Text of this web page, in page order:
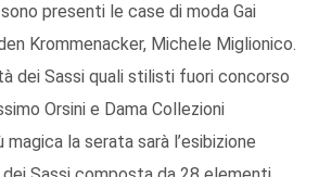
presenti le case di moda Gai
Krommenacker, Michele Miglionico.
dei Sassi quali stilisti fuori concorso
Orsini e Dama Collezioni
magica la serata sarà l’esibizione